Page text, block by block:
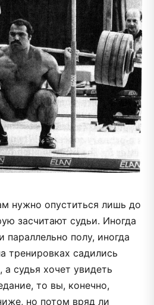
нужно опуститься лишь до
засчитают судьи. Иногда
параллельно полу, иногда
тренировках садились
судья хочет увидеть
то вы, конечно,
но потом вряд ли